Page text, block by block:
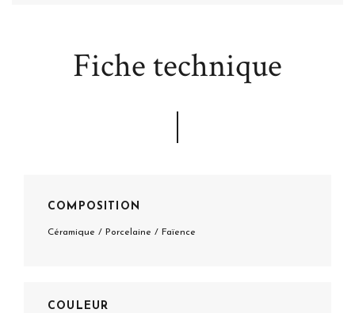
Fiche technique
COMPOSITION
Céramique / Porcelaine / Faïence
COULEUR